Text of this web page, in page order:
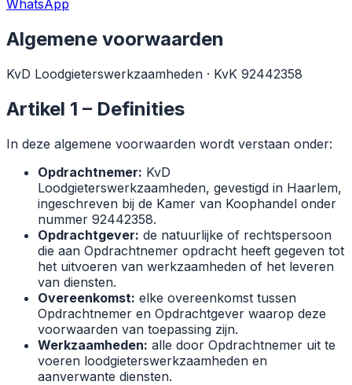
WhatsApp
Algemene voorwaarden
KvD Loodgieterswerkzaamheden · KvK 92442358
Artikel 1 – Definities
In deze algemene voorwaarden wordt verstaan onder:
Opdrachtnemer: KvD
Loodgieterswerkzaamheden, gevestigd in Haarlem,
ingeschreven bij de Kamer van Koophandel onder
nummer 92442358.
Opdrachtgever: de natuurlijke of rechtspersoon
die aan Opdrachtnemer opdracht heeft gegeven tot
het uitvoeren van werkzaamheden of het leveren
van diensten.
Overeenkomst: elke overeenkomst tussen
Opdrachtnemer en Opdrachtgever waarop deze
voorwaarden van toepassing zijn.
Werkzaamheden: alle door Opdrachtnemer uit te
voeren loodgieterswerkzaamheden en
aanverwante diensten.